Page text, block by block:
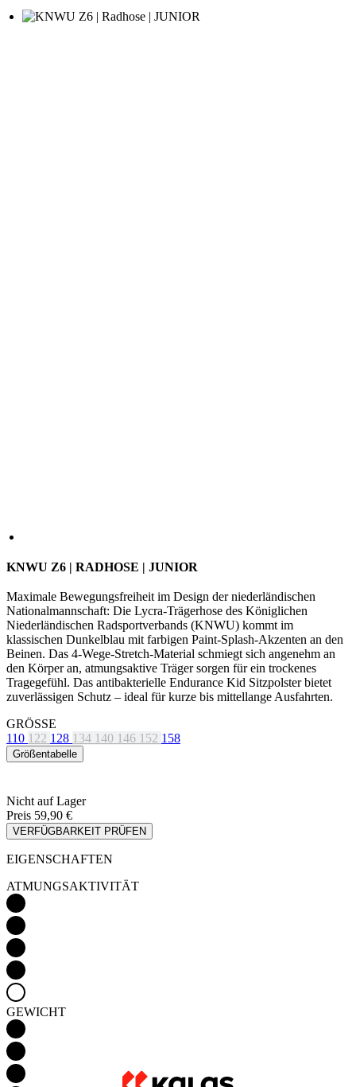
KNWU Z6 | RADHOSE | JUNIOR
Maximale Bewegungsfreiheit im Design der niederländischen
Nationalmannschaft: Die Lycra-Trägerhose des Königlichen
Niederländischen Radsportverbands (KNWU) kommt im
klassischen Dunkelblau mit farbigen Paint-Splash-Akzenten an den
Beinen. Das 4-Wege-Stretch-Material schmiegt sich angenehm an
den Körper an, atmungsaktive Träger sorgen für ein trockenes
Tragegefühl. Das antibakterielle Endurance Kid Sitzpolster bietet
zuverlässigen Schutz – ideal für kurze bis mittellange Ausfahrten.
GRÖSSE
110 122 128 134 140 146 152 158
Größentabelle
Nicht auf Lager
Preis 59,90 €
VERFÜGBARKEIT PRÜFEN
EIGENSCHAFTEN
ATMUNGSAKTIVITÄT
GEWICHT